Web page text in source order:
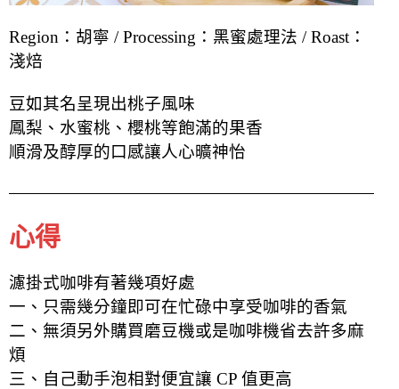
Region：胡寧 /Processing：黑蜜處理法 / Roast：
淺焙
豆如其名呈現出桃子風味
鳳梨、水蜜桃、櫻桃等飽滿的果香
順滑及醇厚的口感讓人心曠神怡
心得
濾掛式咖啡有著幾項好處
一、只需幾分鐘即可在忙碌中享受咖啡的香氣
二、無須另外購買磨豆機或是咖啡機省去許多麻
煩
三、自己動手泡相對便宜讓 CP 值更高